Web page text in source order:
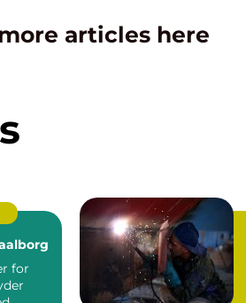
articles here
for